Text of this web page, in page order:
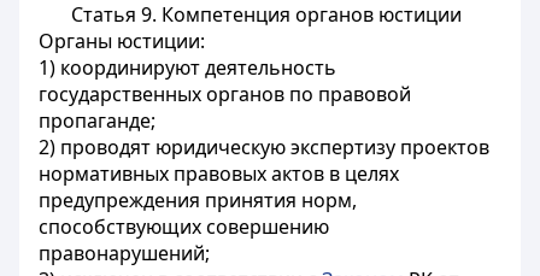
Статья 9. Компетенция органов юстиции
Органы юстиции:
1) координируют деятельность
государственных органов по правовой
пропаганде;
2) проводят юридическую экспертизу проектов
нормативных правовых актов в целях
предупреждения принятия норм,
способствующих совершению
правонарушений;